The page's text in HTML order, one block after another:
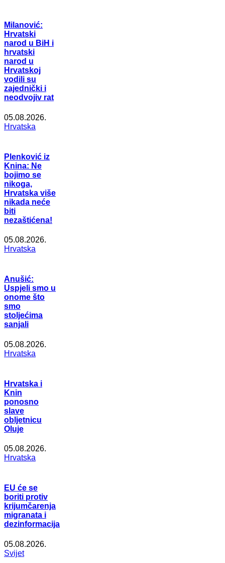
Milanović:
Hrvatski
narod u BiH i
hrvatski
narod u
Hrvatskoj
vodili su
zajednički i
neodvojiv rat
05.08.2026.
Hrvatska
Plenković iz
Knina: Ne
bojimo se
nikoga,
Hrvatska više
nikada neće
biti
nezaštićena!
05.08.2026.
Hrvatska
Anušić:
Uspjeli smo u
onome što
smo
stoljećima
sanjali
05.08.2026.
Hrvatska
Hrvatska i
Knin
ponosno
slave
obljetnicu
Oluje
05.08.2026.
Hrvatska
EU će se
boriti protiv
krijumčarenja
migranata i
dezinformacija
05.08.2026.
Svijet